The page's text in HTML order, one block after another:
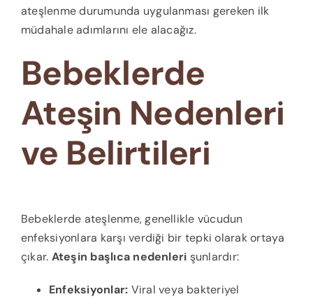
ateşlenme durumunda uygulanması gereken ilk
müdahale adımlarını ele alacağız.
Bebeklerde
Ateşin Nedenleri
ve Belirtileri
Bebeklerde ateşlenme, genellikle vücudun
enfeksiyonlara karşı verdiği bir tepki olarak ortaya
çıkar. Ateşin başlıca nedenleri şunlardır:
Enfeksiyonlar: Viral veya bakteriyel